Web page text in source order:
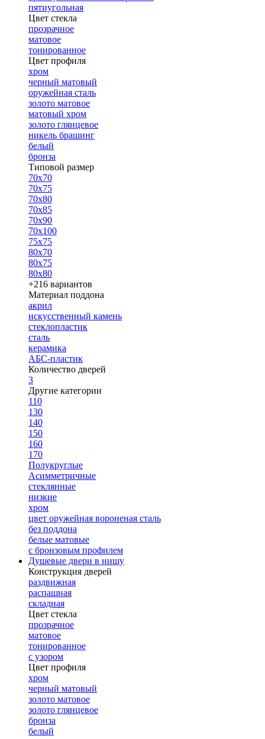
пятиугольная
Цвет стекла
прозрачное
матовое
тонированное
Цвет профиля
хром
черный матовый
оружейная сталь
золото матовое
матовый хром
золото глянцевое
никель брашинг
белый
бронза
Типовой размер
70х70
70х75
70х80
70х85
70х90
70х100
75х75
80х70
80х75
80х80
+216 вариантов
Материал поддона
акрил
искусственный камень
стеклопластик
сталь
керамика
АБС-пластик
Количество дверей
3
Другие категории
110
130
140
150
160
170
Полукруглые
Асимметричные
стеклянные
низкие
хром
цвет оружейная вороненая сталь
без поддона
белые матовые
с бронзовым профилем
Душевые двери в нишу
Конструкция дверей
раздвижная
распашная
складная
Цвет стекла
прозрачное
матовое
тонированное
с узором
Цвет профиля
хром
черный матовый
золото матовое
золото глянцевое
бронза
белый